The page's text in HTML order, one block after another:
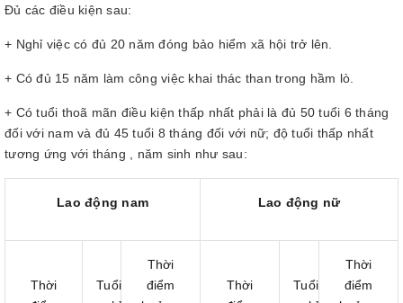
Đủ các điều kiện sau:
+ Nghỉ việc có đủ 20 năm đóng bảo hiểm xã hội trở lên.
+ Có đủ 15 năm làm công việc khai thác than trong hầm lò.
+ Có tuổi thoã mãn điều kiện thấp nhất phải là đủ 50 tuổi 6 tháng
đối với nam và đủ 45 tuổi 8 tháng đối với nữ; độ tuổi thấp nhất
tương ứng với tháng , năm sinh như sau:
Lao động nam Lao động nữ
Thời
Tuổi
Thời
điểm
Thời
Tuổi
Thời
điểm